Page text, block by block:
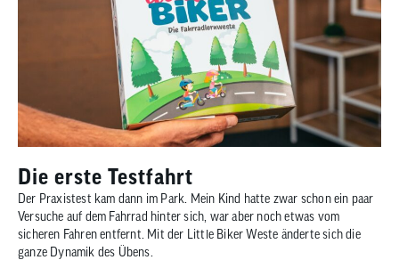
Die erste Testfahrt
Der Praxistest kam dann im Park. Mein Kind hatte zwar schon ein paar
Versuche auf dem Fahrrad hinter sich, war aber noch etwas vom
sicheren Fahren entfernt. Mit der Little Biker Weste änderte sich die
ganze Dynamik des Übens.